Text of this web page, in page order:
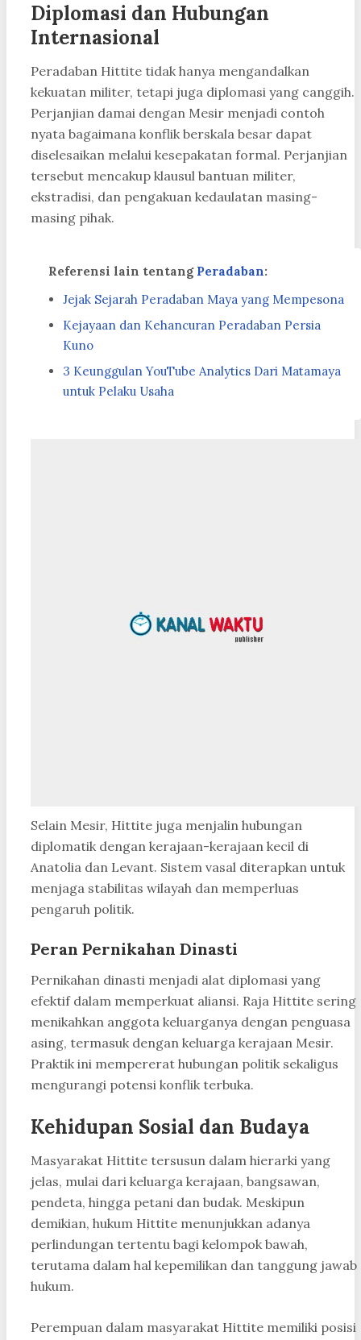
Diplomasi dan Hubungan
Internasional
Peradaban Hittite tidak hanya mengandalkan
kekuatan militer, tetapi juga diplomasi yang canggih.
Perjanjian damai dengan Mesir menjadi contoh
nyata bagaimana konflik berskala besar dapat
diselesaikan melalui kesepakatan formal. Perjanjian
tersebut mencakup klausul bantuan militer,
ekstradisi, dan pengakuan kedaulatan masing-
masing pihak.
Referensi lain tentang Peradaban:
Jejak Sejarah Peradaban Maya yang Mempesona
Kejayaan dan Kehancuran Peradaban Persia
Kuno
3 Keunggulan YouTube Analytics Dari Matamaya
untuk Pelaku Usaha
Selain Mesir, Hittite juga menjalin hubungan
diplomatik dengan kerajaan-kerajaan kecil di
Anatolia dan Levant. Sistem vasal diterapkan untuk
menjaga stabilitas wilayah dan memperluas
pengaruh politik.
Peran Pernikahan Dinasti
Pernikahan dinasti menjadi alat diplomasi yang
efektif dalam memperkuat aliansi. Raja Hittite sering
menikahkan anggota keluarganya dengan penguasa
asing, termasuk dengan keluarga kerajaan Mesir.
Praktik ini mempererat hubungan politik sekaligus
mengurangi potensi konflik terbuka.
Kehidupan Sosial dan Budaya
Masyarakat Hittite tersusun dalam hierarki yang
jelas, mulai dari keluarga kerajaan, bangsawan,
pendeta, hingga petani dan budak. Meskipun
demikian, hukum Hittite menunjukkan adanya
perlindungan tertentu bagi kelompok bawah,
terutama dalam hal kepemilikan dan tanggung jawab
hukum.
Perempuan dalam masyarakat Hittite memiliki posisi